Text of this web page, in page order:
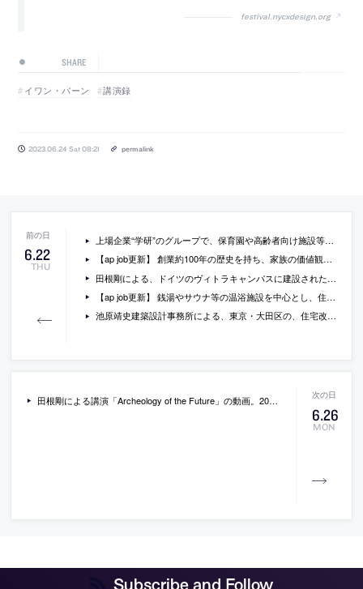
festival.nycxdesign.org
SHARE
イワン・バーン 講演録
2023.06.24 Sat 08:21 permalink
6.22
THU
上場企業“学研”のグループで、保育園や高齢者向け施設等を手掛ける「株式会社シスケア」が、建築意匠設計スタッフ(経験者)を募集中
【ap job更新】 創業約100年の歴史を持ち、家族の価値観や想いを形にする「ネイエ」が、富山での設計スタッフ（経験者・既卒）を募集中
田根剛による、ドイツのヴィトラキャンパスに建設された「Tane Garden House」。展望台も備えた庭師の休憩小屋。キャンパスの記憶を紡いだ持続可能な建築を求め、石や木材等の“地上”の素材を可能な限り現地調達して建設。“有機素材”の使用は時を経た際の“味わい深い美しさ”も意図
【ap job更新】 銭湯やサウナ等の温浴施設を中心とし、住宅や店舗なども手掛ける「今井健太郎建築設計事務所」が、設計スタッフ（経験者・既卒）を募集中
池原靖史建築設計事務所による、東京・大田区の、住宅改修「六郷の居拠」。ミニ開発の商品住宅を対象に計画。既存間仕切を構造補強の上で取り除き、空の建物内に二枚の“ブロック”壁を配置。“壁体”は生活機能を再配置すると共に住居への愛着を深める“拠り所”としての“機能”も担う
6.26
MON
田根剛による講演「Archeology of the Future」の動画。2023年5月にストックホルムで行われたもの